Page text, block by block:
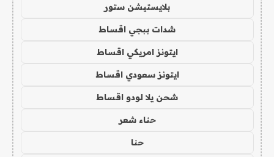
بلايستيشن ستور
شدات ببجي اقساط
ايتونز امريكي اقساط
ايتونز سعودي اقساط
شحن يلا لودو اقساط
حناء شعر
حنا